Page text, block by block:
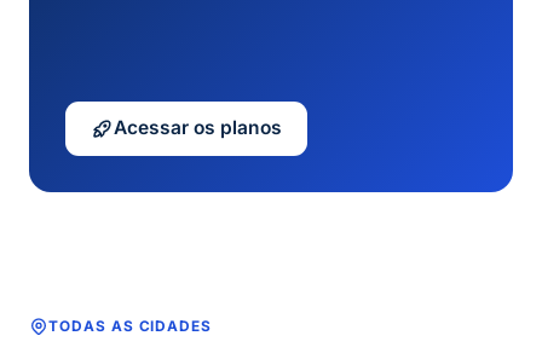
Acessar os planos
TODAS AS CIDADES